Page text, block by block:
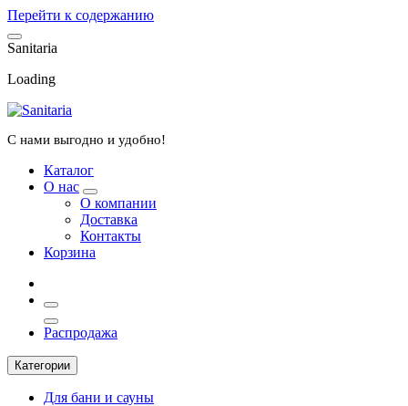
Перейти к содержанию
Sanitaria
Loading
С нами выгодно и удобно!
Каталог
О нас
О компании
Доставка
Контакты
Корзина
Распродажа
Категории
Для бани и сауны